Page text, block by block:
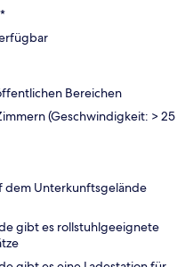
Bereichen
(Geschwindigkeit: > 25
dem Unterkunftsgelände
gibt es rollstuhlgeeignete